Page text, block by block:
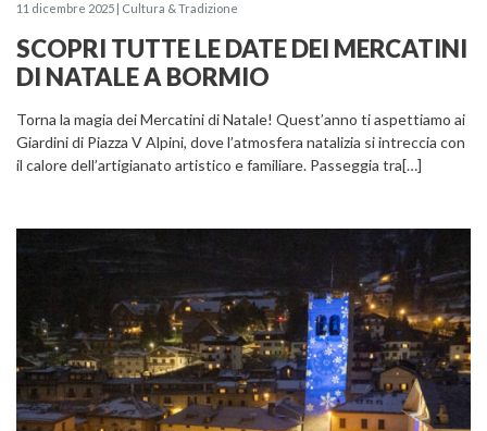
11 dicembre 2025 | Cultura & Tradizione
SCOPRI TUTTE LE DATE DEI MERCATINI
DI NATALE A BORMIO
Torna la magia dei Mercatini di Natale! Quest’anno ti aspettiamo ai
Giardini di Piazza V Alpini, dove l’atmosfera natalizia si intreccia con
il calore dell’artigianato artistico e familiare. Passeggia tra[…]